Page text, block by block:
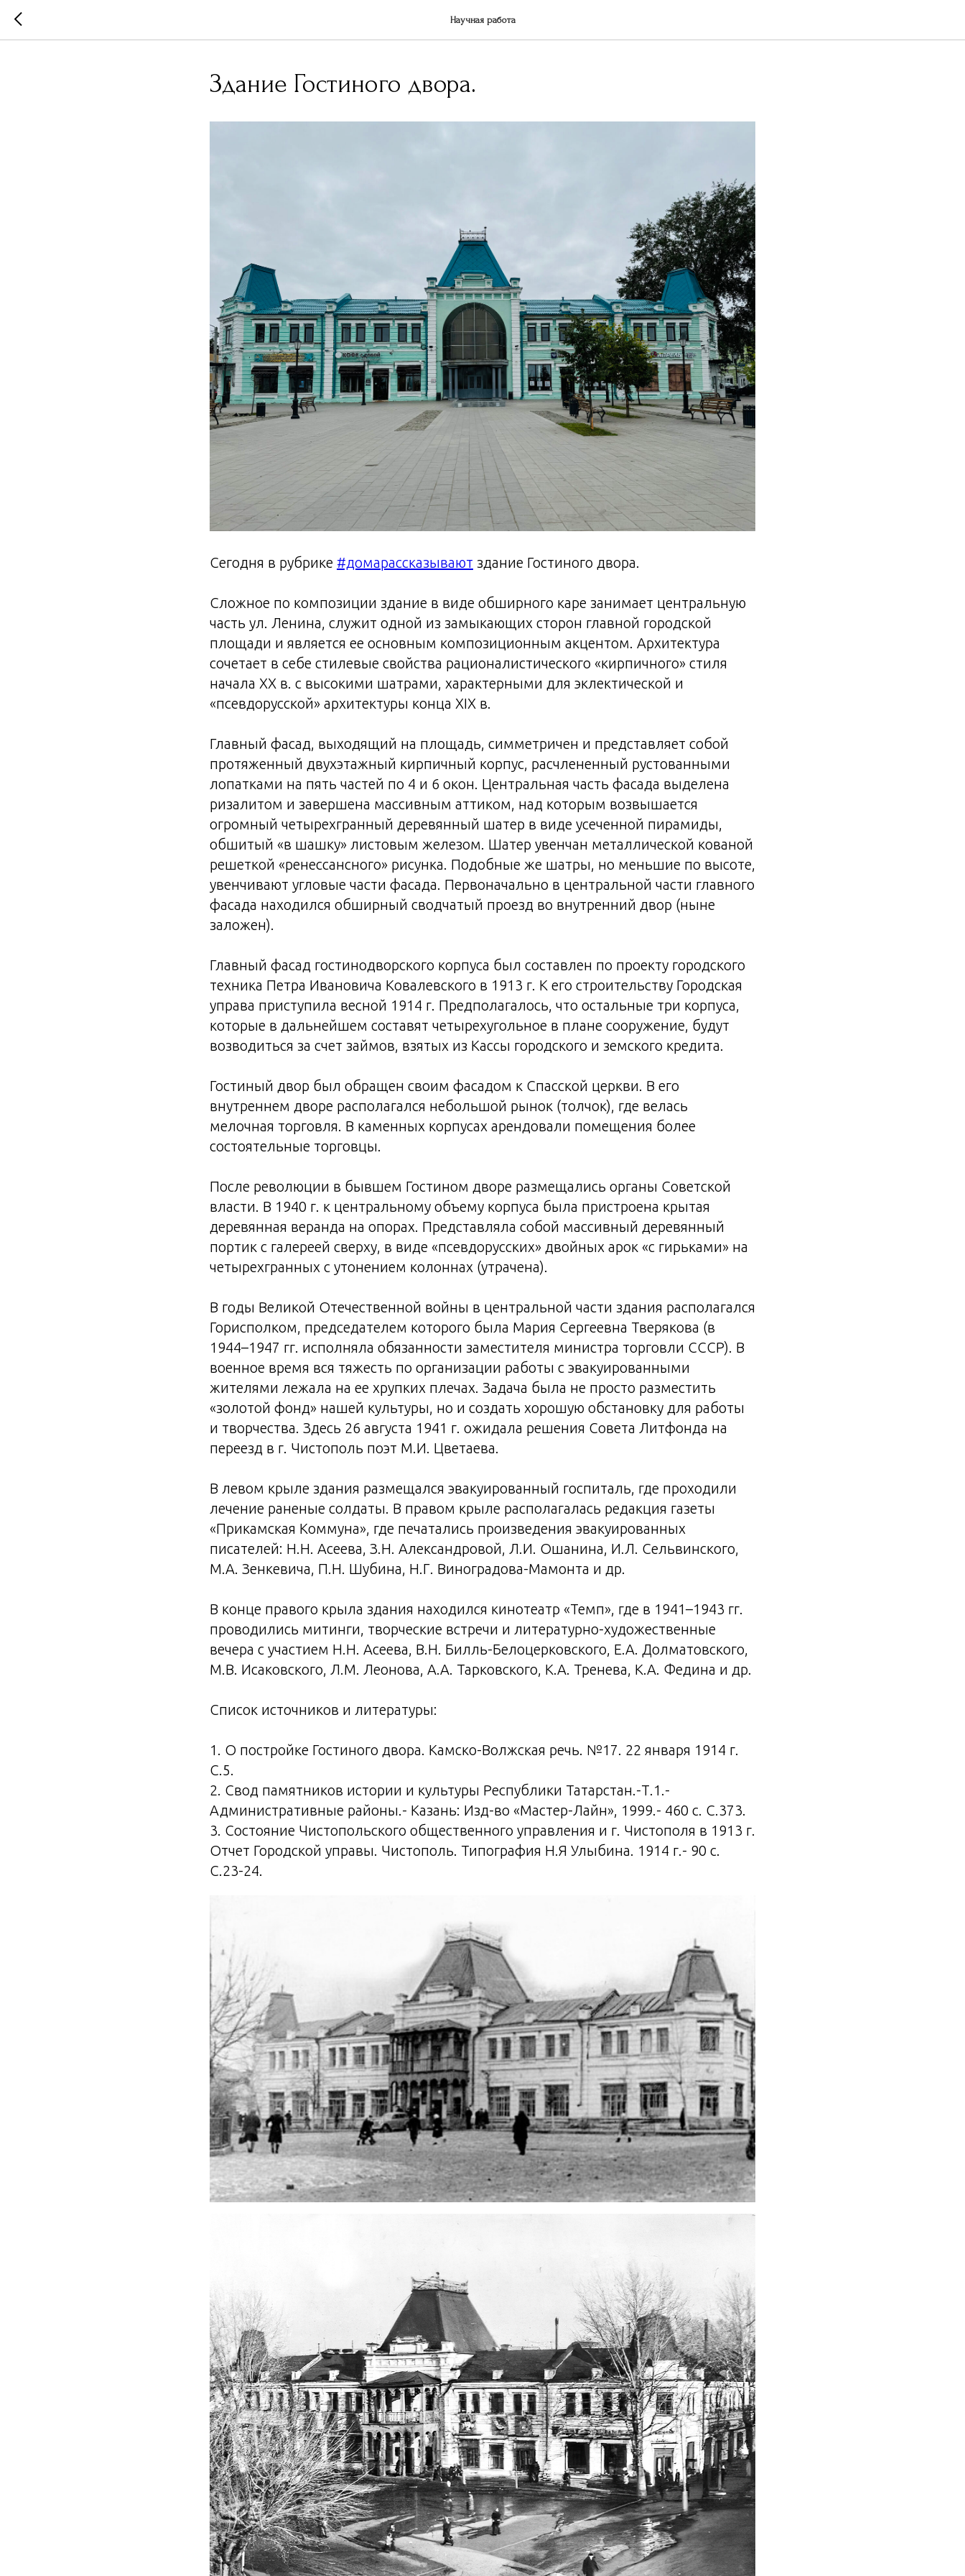
Научная работа
Здание Гостиного двора.
Сегодня в рубрике #домарассказывают здание Гостиного двора.
Сложное по композиции здание в виде обширного каре занимает центральную
часть ул. Ленина, служит одной из замыкающих сторон главной городской
площади и является ее основным композиционным акцентом. Архитектура
сочетает в себе стилевые свойства рационалистического «кирпичного» стиля
начала XX в. с высокими шатрами, характерными для эклектической и
«псевдорусской» архитектуры конца XIX в.
Главный фасад, выходящий на площадь, симметричен и представляет собой
протяженный двухэтажный кирпичный корпус, расчлененный рустованными
лопатками на пять частей по 4 и 6 окон. Центральная часть фасада выделена
ризалитом и завершена массивным аттиком, над которым возвышается
огромный четырехгранный деревянный шатер в виде усеченной пирамиды,
обшитый «в шашку» листовым железом. Шатер увенчан металлической кованой
решеткой «ренессансного» рисунка. Подобные же шатры, но меньшие по высоте,
увенчивают угловые части фасада. Первоначально в центральной части главного
фасада находился обширный сводчатый проезд во внутренний двор (ныне
заложен).
Главный фасад гостинодворского корпуса был составлен по проекту городского
техника Петра Ивановича Ковалевского в 1913 г. К его строительству Городская
управа приступила весной 1914 г. Предполагалось, что остальные три корпуса,
которые в дальнейшем составят четырехугольное в плане сооружение, будут
возводиться за счет займов, взятых из Кассы городского и земского кредита.
Гостиный двор был обращен своим фасадом к Спасской церкви. В его
внутреннем дворе располагался небольшой рынок (толчок), где велась
мелочная торговля. В каменных корпусах арендовали помещения более
состоятельные торговцы.
После революции в бывшем Гостином дворе размещались органы Советской
власти. В 1940 г. к центральному объему корпуса была пристроена крытая
деревянная веранда на опорах. Представляла собой массивный деревянный
портик с галереей сверху, в виде «псевдорусских» двойных арок «с гирьками» на
четырехгранных с утонением колоннах (утрачена).
В годы Великой Отечественной войны в центральной части здания располагался
Горисполком, председателем которого была Мария Сергеевна Тверякова (в
1944–1947 гг. исполняла обязанности заместителя министра торговли СССР). В
военное время вся тяжесть по организации работы с эвакуированными
жителями лежала на ее хрупких плечах. Задача была не просто разместить
«золотой фонд» нашей культуры, но и создать хорошую обстановку для работы
и творчества. Здесь 26 августа 1941 г. ожидала решения Совета Литфонда на
переезд в г. Чистополь поэт М.И. Цветаева.
В левом крыле здания размещался эвакуированный госпиталь, где проходили
лечение раненые солдаты. В правом крыле располагалась редакция газеты
«Прикамская Коммуна», где печатались произведения эвакуированных
писателей: Н.Н. Асеева, З.Н. Александровой, Л.И. Ошанина, И.Л. Сельвинского,
М.А. Зенкевича, П.Н. Шубина, Н.Г. Виноградова-Мамонта и др.
В конце правого крыла здания находился кинотеатр «Темп», где в 1941–1943 гг.
проводились митинги, творческие встречи и литературно-художественные
вечера с участием Н.Н. Асеева, В.Н. Билль-Белоцерковского, Е.А. Долматовского,
М.В. Исаковского, Л.М. Леонова, А.А. Тарковского, К.А. Тренева, К.А. Федина и др.
Список источников и литературы:
1. О постройке Гостиного двора. Камско-Волжская речь. №17. 22 января 1914 г.
С.5.
2. Свод памятников истории и культуры Республики Татарстан.-Т.1.-
Административные районы.- Казань: Изд-во «Мастер-Лайн», 1999.- 460 с. С.373.
3. Состояние Чистопольского общественного управления и г. Чистополя в 1913 г.
Отчет Городской управы. Чистополь. Типография Н.Я Улыбина. 1914 г.- 90 с.
С.23-24.